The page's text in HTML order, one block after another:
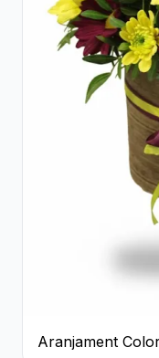
Aranjament